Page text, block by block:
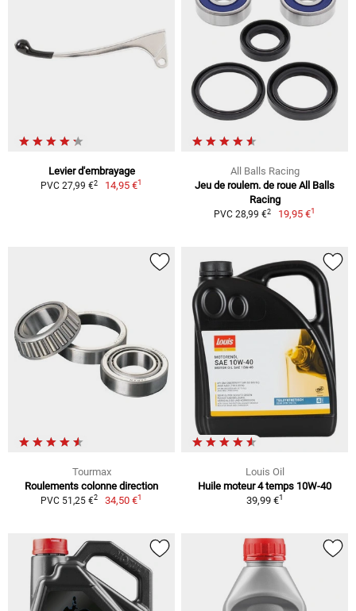
Levier d'embrayage
PVC 27,99 €2 14,95 €1
All Balls Racing
Jeu de roulem. de roue All Balls
Racing
PVC 28,99 €2 19,95 €1
Tourmax
Roulements colonne direction
PVC 51,25 €2 34,50 €1
Louis Oil
Huile moteur 4 temps 10W-40
39,99 €1